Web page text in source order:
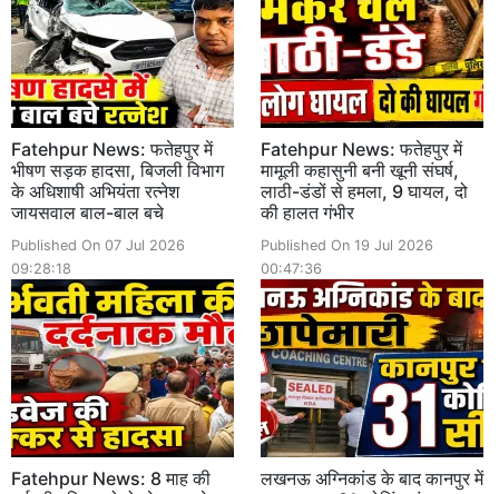
Fatehpur News: फतेहपुर में
भीषण सड़क हादसा, बिजली विभाग
के अधिशाषी अभियंता रत्नेश
जायसवाल बाल-बाल बचे
Published On 07 Jul 2026
09:28:18
Fatehpur News: फतेहपुर में
मामूली कहासुनी बनी खूनी संघर्ष,
लाठी-डंडों से हमला, 9 घायल, दो
की हालत गंभीर
Published On 19 Jul 2026
00:47:36
Fatehpur News: 8 माह की
लखनऊ अग्निकांड के बाद कानपुर में